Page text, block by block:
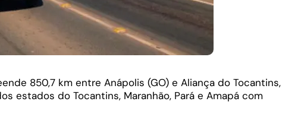
850,7 km entre Anápolis (GO) e Aliança do Tocantins,
estados do Tocantins, Maranhão, Pará e Amapá com